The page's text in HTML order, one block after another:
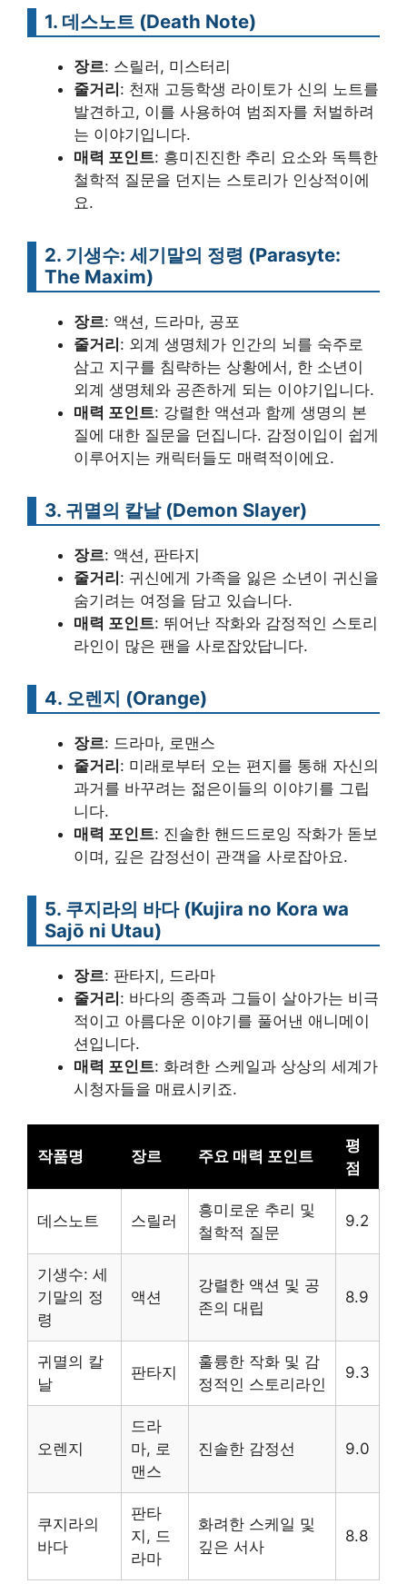
1. 데스노트 (Death Note)
장르: 스릴러, 미스터리
줄거리 : 천재 고등학생 라이토가 신의 노트를
발견하고, 이를 사용하여 범죄자를 처벌하려
는 이야기입니다.
매력 포인트: 흥미진진한 추리 요소와 독특한
철학적 질문을 던지는 스토리가 인상적이에
요.
2. 기생수: 세기말의 정령 (Parasyte:
The Maxim)
장르: 액션, 드라마, 공포
줄거리 : 외계 생명체가 인간의 뇌를 숙주로
삼고 지구를 침략하는 상황에서, 한 소년이
외계 생명체와 공존하게 되는 이야기입니다.
매력 포인트: 강렬한 액션과 함께 생명의 본
질에 대한 질문을 던집니다. 감정이입이 쉽게
이루어지는 캐릭터들도 매력적이에요.
3. 귀멸의 칼날 (Demon Slayer)
장르: 액션, 판타지
줄거리 : 귀신에게 가족을 잃은 소년이 귀신을
숨기려는 여정을 담고 있습니다.
매력 포인트: 뛰어난 작화와 감정적인 스토리
라인이 많은 팬을 사로잡았답니다.
4. 오렌지 (Orange)
장르: 드라마, 로맨스
줄거리 : 미래로부터 오는 편지를 통해 자신의
과거를 바꾸려는 젊은이들의 이야기를 그립
니다.
매력 포인트: 진솔한 핸드드로잉 작화가 돋보
이며, 깊은 감정선이 관객을 사로잡아요.
5. 쿠지라의 바다 (Kujira no Kora wa
Sajō ni Utau)
장르: 판타지, 드라마
줄거리 : 바다의 종족과 그들이 살아가는 비극
적이고 아름다운 이야기를 풀어낸 애니메이
션입니다.
매력 포인트: 화려한 스케일과 상상의 세계가
시청자들을 매료시키죠.
작품명 장르 주요 매력 포인트
평
점
데스노트 스릴러
흥미로운 추리 및
철학적 질문
9.2
기생수: 세
기말의 정
령
액션
강렬한 액션 및 공
존의 대립
8.9
귀멸의 칼
날
판타지
훌륭한 작화 및 감
정적인 스토리라인
9.3
오렌지
드라
마, 로
맨스
진솔한 감정선 9.0
쿠지라의
바다
판타
지, 드
라마
화려한 스케일 및
깊은 서사
8.8